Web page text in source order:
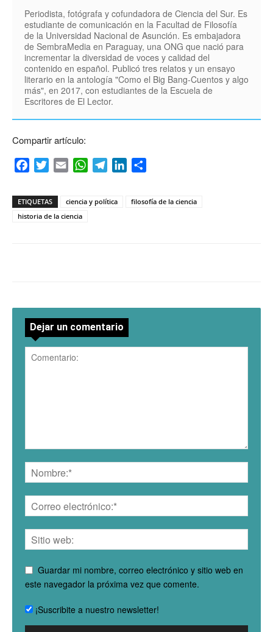
Periodista, fotógrafa y cofundadora de Ciencia del Sur. Es
estudiante de comunicación en la Facultad de Filosofía
de la Universidad Nacional de Asunción. Es embajadora
de SembraMedia en Paraguay, una ONG que nació para
incrementar la diversidad de voces y calidad del
contenido en español. Publicó tres relatos y un ensayo
literario en la antología "Como el Big Bang-Cuentos y algo
más", en 2017, con estudiantes de la Escuela de
Escritores de El Lector.
Compartir artículo:
FacebookTwitterEmail WhatsAppTelegramLinkedIn
ETIQUETAS ciencia y política
filosofía de la ciencia
historia de la ciencia
Dejar un comentario
Guardar mi nombre, correo electrónico y sitio web en
este navegador la próxima vez que comente.
¡Suscribite a nuestro newsletter!